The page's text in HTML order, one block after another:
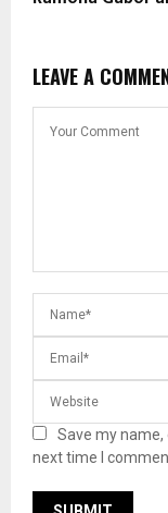
LEAVE A
Save my
next time I